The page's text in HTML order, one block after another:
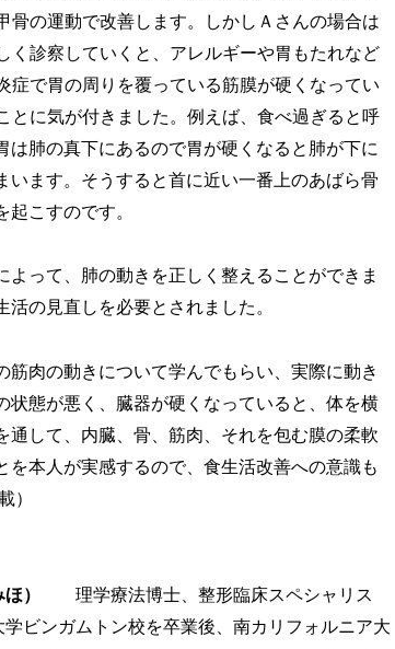
骨の運動で改善します。しかしＡさんの場合は
く診察していくと、アレルギーや胃もたれなど
症で胃の周りを覆っている筋膜が硬くなってい
とに気が付きました。例えば、食べ過ぎると呼
肺の真下にあるので胃が硬くなると肺が下に
ます。そうすると首に近い一番上のあばら骨
こすのです。
って、肺の動きを正しく整えることができま
の見直しを必要とされました。
肉の動きについて学んでもらい、実際に動き
状態が悪く、臓器が硬くなっていると、体を横
して、内臓、骨、筋肉、それを包む膜の柔軟
本人が実感するので、食生活改善への意識も
）
）
理学療法博士、整形臨床スペシャリス
学ビンガムトン校を卒業後、南カリフォルニア大